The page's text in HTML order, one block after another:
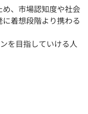
、市場認知度や社会
着想段階より携わる
を目指していける人